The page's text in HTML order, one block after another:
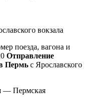
вокзала
поезда, вагона и
Отправление
Пермь с Ярославского
— Пермская